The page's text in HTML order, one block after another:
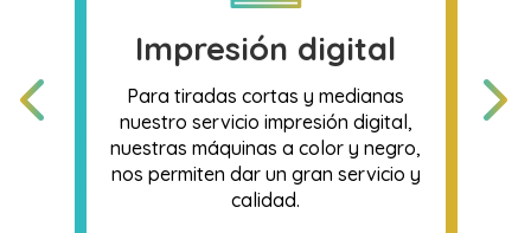
Impresión digital
Para tiradas cortas y medianas
nuestro servicio impresión digital,
nuestras máquinas a color y negro,
nos permiten dar un gran servicio y
calidad.